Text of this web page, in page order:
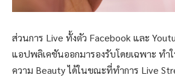
ส่วนการ Live ทั้งตัว Facebook และ
แอปพลิเคชันออกมารองรับโดยเฉพาะ ทำ
ความ Beauty ได้ในขณะที่ทำการ Live